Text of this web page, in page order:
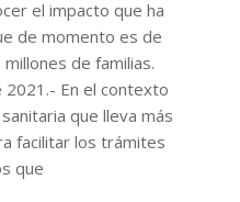
el impacto que ha
de momento es de
de familias.
2021.- En el contexto
que lleva más
facilitar los trámites
que